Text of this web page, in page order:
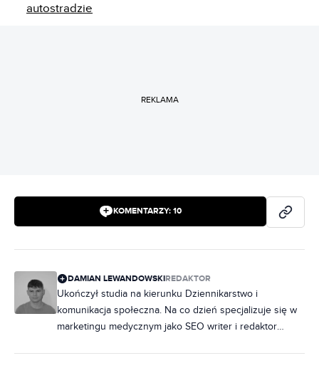
autostradzie
REKLAMA
KOMENTARZY: 10
DAMIAN LEWANDOWSKIREDAKTOR
Ukończył studia na kierunku Dziennikarstwo i
komunikacja społeczna. Na co dzień specjalizuje się w
marketingu medycznym jako SEO writer i redaktor